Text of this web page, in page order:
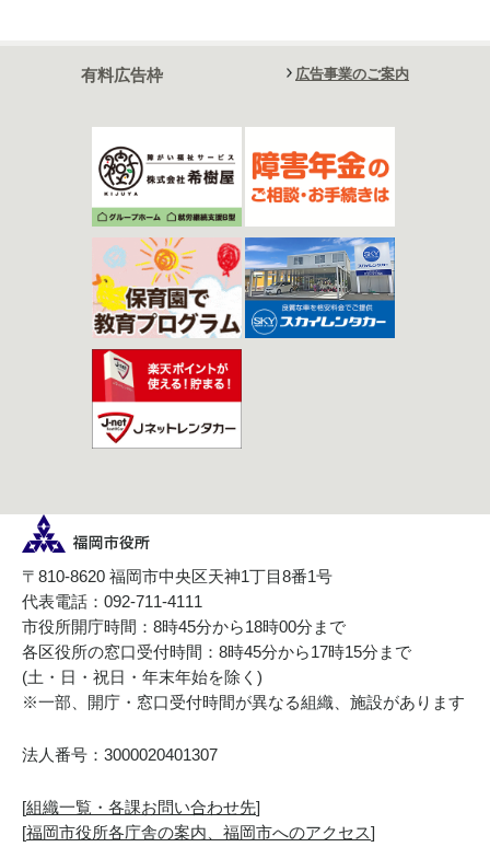
有料広告枠 広告事業のご案内
〒810-8620 福岡市中央区天神1丁目8番1号
代表電話：092-711-4111
市役所開庁時間：8時45分から18時00分まで
各区役所の窓口受付時間：8時45分から17時15分まで
(土・日・祝日・年末年始を除く)
※一部、開庁・窓口受付時間が異なる組織、施設があります
法人番号：3000020401307
[組織一覧・各課お問い合わせ先]
[福岡市役所各庁舎の案内、福岡市へのアクセス]